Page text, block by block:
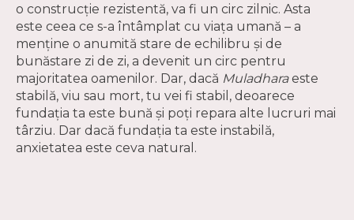
o construcție rezistentă, va fi un circ zilnic. Asta
este ceea ce s-a întâmplat cu viața umană – a
menține o anumită stare de echilibru și de
bunăstare zi de zi, a devenit un circ pentru
majoritatea oamenilor. Dar, dacă Muladharaeste
stabilă, viu sau mort, tu vei fi stabil, deoarece
fundația ta este bună și poți repara alte lucruri mai
târziu. Dar dacă fundația ta este instabilă,
anxietatea este ceva natural.